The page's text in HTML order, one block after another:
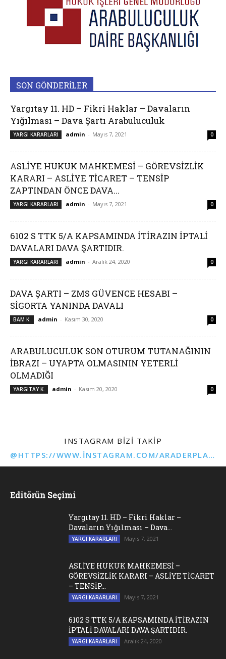
SON GÖNDERİLER
Yargıtay 11. HD – Fikri Haklar – Davaların
Yığılması – Dava Şartı Arabuluculuk
YARGI KARARLARI admin - Mayıs 7, 2021 0
ASLİYE HUKUK MAHKEMESİ – GÖREVSİZLİK
KARARI – ASLİYE TİCARET – TENSİP
ZAPTINDAN ÖNCE DAVA...
YARGI KARARLARI admin - Mayıs 7, 2021 0
6102 S TTK 5/A KAPSAMINDA İTİRAZIN İPTALİ
DAVALARI DAVA ŞARTIDIR.
YARGI KARARLARI admin - Aralık 24, 2020 0
DAVA ŞARTI – ZMS GÜVENCE HESABI –
SİGORTA YANINDA DAVALI
BAM K. admin - Kasım 30, 2020 0
ARABULUCULUK SON OTURUM TUTANAĞININ
İBRAZI – UYAPTA OLMASININ YETERLİ
OLMADIĞI
YARGITAY K. admin - Kasım 20, 2020 0
INSTAGRAM BIZI TAKIP
@HTTPS://WWW.INSTAGRAM.COM/ARADERPLATFORMU
Editörün Seçimi
Yargıtay 11. HD – Fikri Haklar –
Davaların Yığılması – Dava...
YARGI KARARLARI Mayıs 7, 2021
ASLİYE HUKUK MAHKEMESİ –
GÖREVSİZLİK KARARI – ASLİYE TİCARET
– TENSİP...
YARGI KARARLARI Mayıs 7, 2021
6102 S TTK 5/A KAPSAMINDA İTİRAZIN
İPTALİ DAVALARI DAVA ŞARTIDIR.
YARGI KARARLARI Aralık 24, 2020